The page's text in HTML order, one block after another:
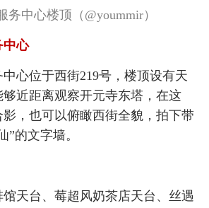
务中心楼顶（@yoummir）
中心
心位于西街219号，楼顶设有天
近距离观察开元寺东塔，在这
，也可以俯瞰西街全貌，拍下带
”的文字墙。
天台、莓超风奶茶店天台、丝遇